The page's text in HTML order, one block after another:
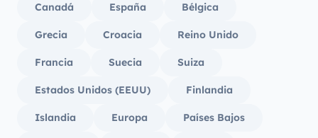
Canadá España Bélgica
Grecia Croacia Reino Unido
Francia Suecia Suiza
Estados Unidos (EEUU) Finlandia
Islandia Europa Países Bajos